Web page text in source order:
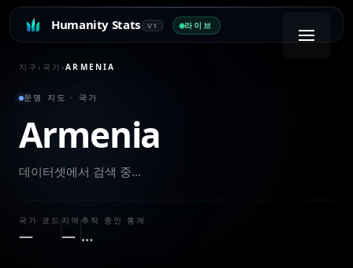
Humanity Stats V1 라이브
지구› 국가›ARMENIA
문명 지도 · 국가
Armenia
데이터셋에서 검색 중…
국가 코드
—
지역
—
추적 중인 통계
…